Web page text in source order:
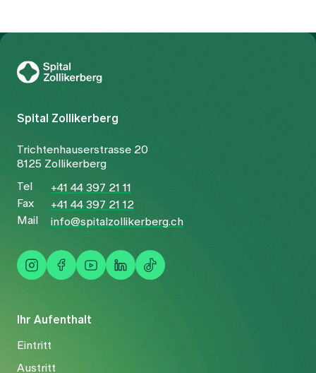
Ihr Aufenthalt
Eintritt
Austritt
Spital Zollikerberg
Trichtenhauserstrasse 20
8125 Zollikerberg
Tel
+41 44 397 21 11
Fax
+41 44 397 21 12
Mail
info@spitalzollikerberg.ch